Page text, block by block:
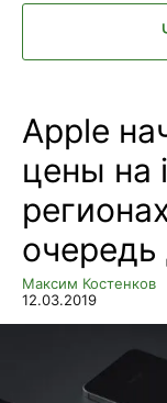
Apple
цены на
Максим Костенков
12.03.2019